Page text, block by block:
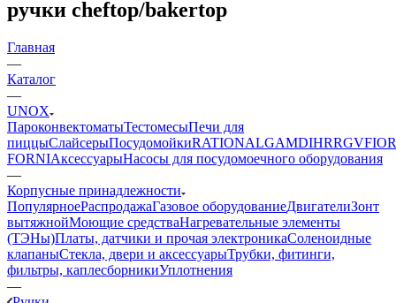
ручки cheftop/bakertop
Главная
—
Каталог
—
UNOX
ПароконвектоматыТестомесыПечи для
пиццыСлайсерыПосудомойкиRATIONALGAMDIHRRGV
FORNIАксессуарыНасосы для посудомоечного оборудования
—
Корпусные принадлежности
ПопулярноеРаспродажаГазовое оборудованиеДвигателиЗонт
вытяжнойМоющие средстваНагревательные элементы
(ТЭНы)Платы, датчики и прочая электроникаСоленоидные
клапаныСтекла, двери и аксессуарыТрубки, фитинги,
фильтры, каплесборникиУплотнения
—